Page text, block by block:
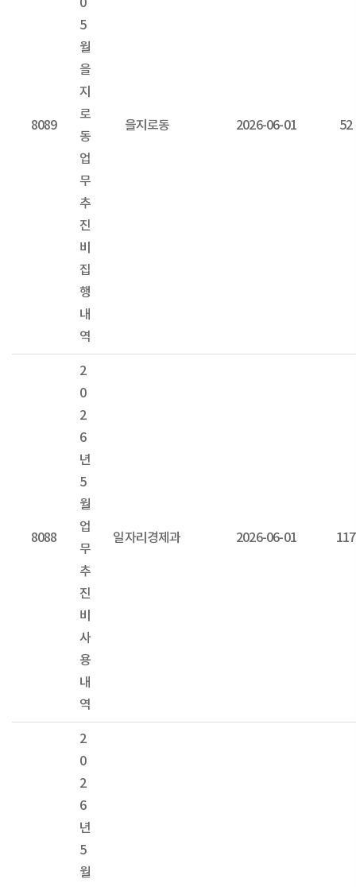
8089
0
5
월
을
지
로
동
업
무
추
진
비
집
행
내
역
을지로동 2026-06-01 52
8088
2
0
2
6
년
5
월
업
무
추
진
비
사
용
내
역
일자리경제과 2026-06-01 117
2
0
2
6
년
5
월